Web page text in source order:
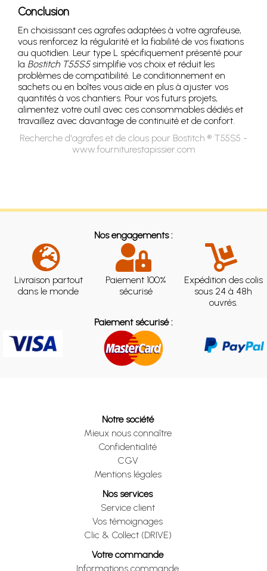
Conclusion
En choisissant ces agrafes adaptées à votre agrafeuse,
vous renforcez la régularité et la fiabilité de vos fixations
au quotidien. Leur type L spécifiquement présenté pour
la Bostitch T55S5simplifie vos choix et réduit les
problèmes de compatibilité. Le conditionnement en
sachets ou en boîtes vous aide en plus à ajuster vos
quantités à vos chantiers. Pour vos futurs projets,
alimentez votre outil avec ces consommables dédiés et
travaillez avec davantage de continuité et de confort.
Recherche d'agrafes et de clous pour Bostitch ® T55S5 -
www.fourniturestapissier.com
Nos engagements :
Livraison partout
dans le monde
Paiement 100%
sécurisé
Expédition des colis
sous 24 à 48h
ouvrés.
Paiement sécurisé :
Notre société
Mieux nous connaître
Confidentialité
CGV
Mentions légales
Nos services
Service client
Vos témoignages
Clic & Collect (DRIVE)
Votre commande
Informations commande